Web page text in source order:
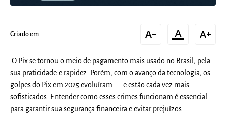
Criado em text_decrease format_color_text text_increase
O Pix se tornou o meio de pagamento mais usado no Brasil, pela
sua praticidade e rapidez. Porém, com o avanço da tecnologia, os
golpes do Pix em 2025 evoluíram — e estão cada vez mais
sofisticados. Entender como esses crimes funcionam é essencial
para garantir sua segurança financeira e evitar prejuízos.